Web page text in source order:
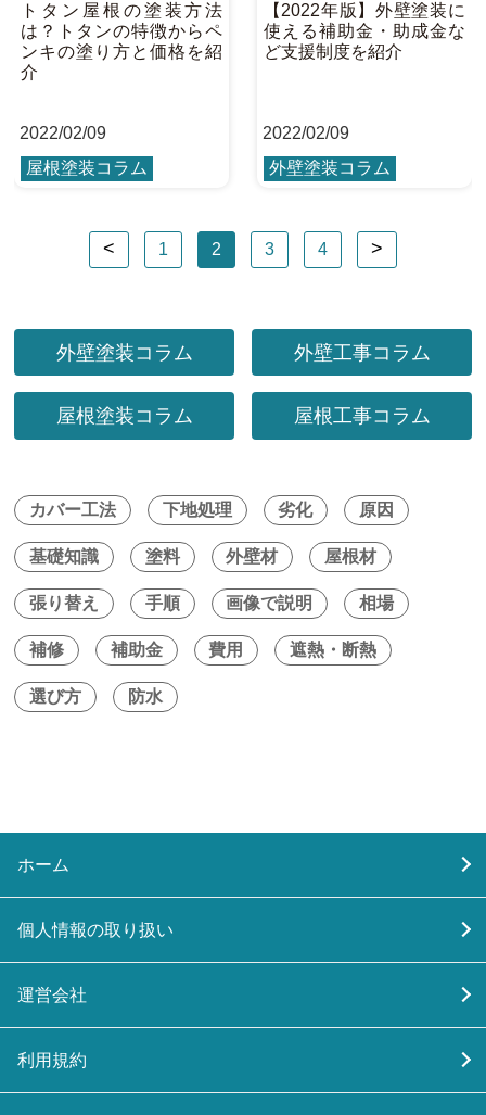
トタン屋根の塗装方法
は？トタンの特徴からペ
ンキの塗り方と価格を紹
介
2022/02/09
屋根塗装コラム
【2022年版】外壁塗装に
使える補助金・助成金な
ど支援制度を紹介
2022/02/09
外壁塗装コラム
1 2 3 4
外壁塗装コラム 外壁工事コラム
屋根塗装コラム 屋根工事コラム
カバー工法 下地処理 劣化 原因
基礎知識 塗料 外壁材 屋根材
張り替え 手順 画像で説明 相場
補修 補助金 費用 遮熱・断熱
選び方 防水
ホーム
個人情報の取り扱い
運営会社
利用規約